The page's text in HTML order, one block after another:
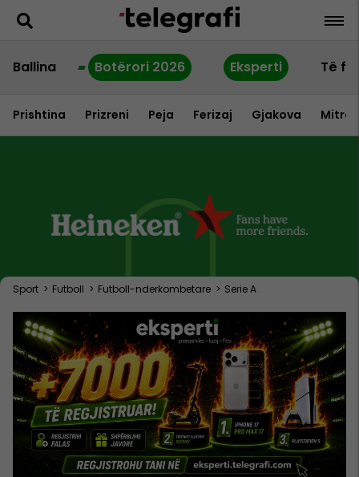
Ballina Botërori 2026 Eksperti Të
Prishtina Prizreni Peja Ferizaj Gjakova
Sport > Futboll > Futboll-nderkombetare > Serie A